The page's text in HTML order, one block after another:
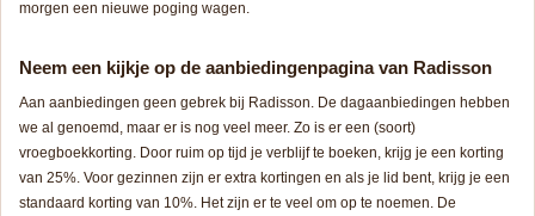
morgen een nieuwe poging wagen.
Neem een kijkje op de aanbiedingenpagina van Radisson
Aan aanbiedingen geen gebrek bij Radisson. De dagaanbiedingen hebben
we al genoemd, maar er is nog veel meer. Zo is er een (soort)
vroegboekkorting. Door ruim op tijd je verblijf te boeken, krijg je een korting
van 25%. Voor gezinnen zijn er extra kortingen en als je lid bent, krijg je een
standaard korting van 10%. Het zijn er te veel om op te noemen. De